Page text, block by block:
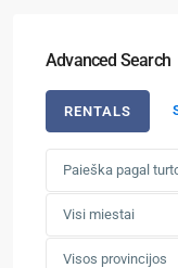
Advanced Search
RENTALS
Visi miestai
Visos provincijos